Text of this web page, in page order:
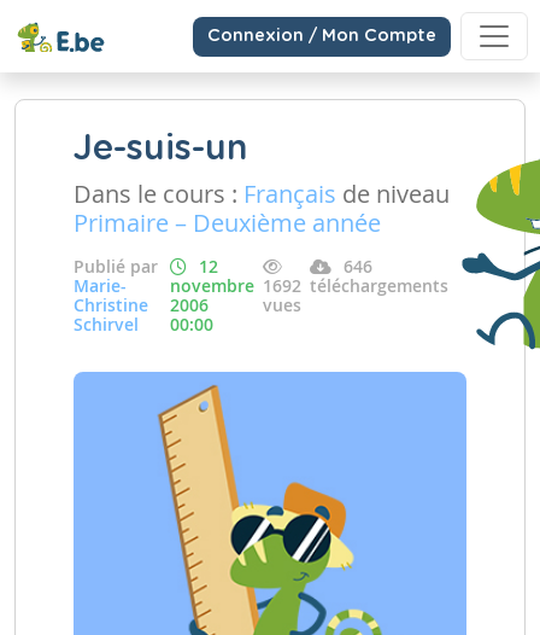
Connexion / Mon Compte
Je-suis-un
Dans le cours : Français de niveau
Primaire – Deuxième année
Publié par
Marie-
Christine
Schirvel
12
novembre
2006
00:00
1692
vues
646
téléchargements